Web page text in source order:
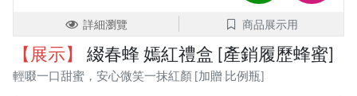
詳細瀏覽 商品展示用
【展示】 綴春蜂 嫣紅禮盒 [產銷履歷蜂蜜]
輕啜一口甜蜜，安心微笑一抹紅顏 [加贈 比例瓶]